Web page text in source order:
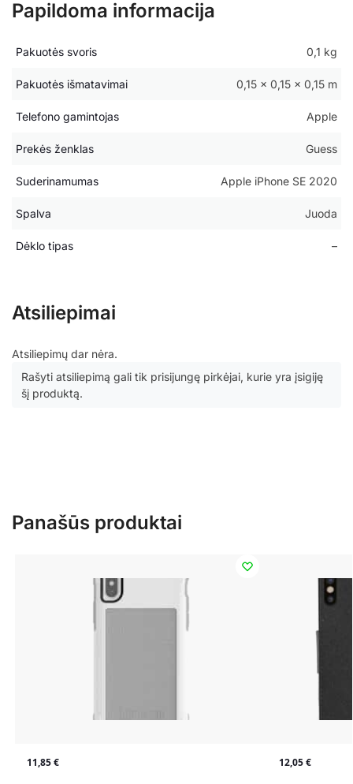
Papildoma informacija
Pakuotės svoris 0,1 kg
Pakuotės išmatavimai 0,15 × 0,15 × 0,15 m
Telefono gamintojas Apple
Prekės ženklas Guess
Suderinamumas Apple iPhone SE 2020
Spalva Juoda
Dėklo tipas –
Atsiliepimai
Atsiliepimų dar nėra.
Rašyti atsiliepimą gali tik prisijungę pirkėjai, kurie yra įsigiję
šį produktą.
Panašūs produktai
11,85€ 12,05€